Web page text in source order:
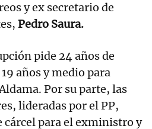
y ex secretario de
Pedro Saura.
pide 24 años de
años y medio para
Por su parte, las
lideradas por el PP,
cárcel para el exministro y